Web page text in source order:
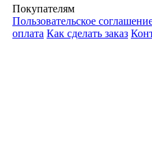
Покупателям
Пользовательское
оплата Как сделать заказ